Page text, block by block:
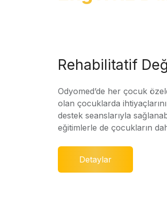
Rehabilitatif
Odyomed’de her çocuk
olan çocuklarda
destek seanslarıyla
eğitimlerle de çocukların
Detaylar